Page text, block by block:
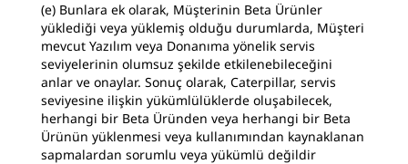
(e) Bunlara ek olarak, Müşterinin Beta Ürünler
yüklediği veya yüklemiş olduğu durumlarda, Müşteri
mevcut Yazılım veya Donanıma yönelik servis
seviyelerinin olumsuz şekilde etkilenebileceğini
anlar ve onaylar. Sonuç olarak, Caterpillar, servis
seviyesine ilişkin yükümlülüklerde oluşabilecek,
herhangi bir Beta Üründen veya herhangi bir Beta
Ürünün yüklenmesi veya kullanımından kaynaklanan
sapmalardan sorumlu veya yükümlü değildir